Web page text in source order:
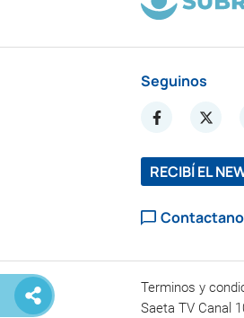
Seguinos
RECIBÍ EL
Terminos y
Saeta TV Canal